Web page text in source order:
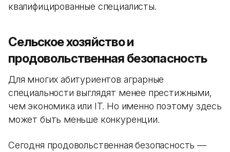
квалифицированные специалисты.
Сельское хозяйство и
продовольственная безопасность
Для многих абитуриентов аграрные
специальности выглядят менее престижными,
чем экономика или IT. Но именно поэтому здесь
может быть меньше конкуренции.
Сегодня продовольственная безопасность —